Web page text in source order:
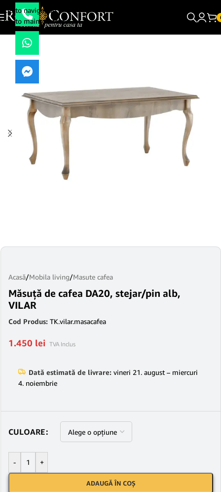
Skip to navigation
Skip to main content
Acasă/Mobila living/Masute cafea
Măsuţă de cafea DA20, stejar/pin alb,
VILAR
Cod Produs: TK.vilar.masacafea
1.450 lei TVA Inclus
Dată estimată de livrare: vineri 21. august – miercuri
4. noiembrie
CULOARE
- +
ADAUGĂ ÎN COȘ